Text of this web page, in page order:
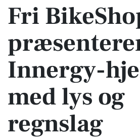
Fri
Innergy-
med lys og
regnslag